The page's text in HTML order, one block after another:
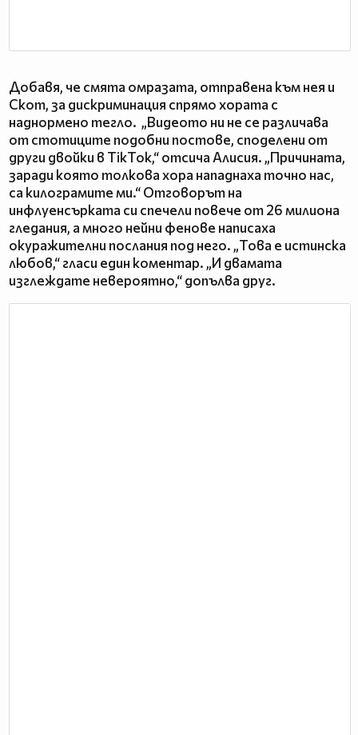
Добавя, че смята омразата, отправена към нея и
Скот, за дискриминация спрямо хората с
наднормено тегло. „Видеото ни не се различава
от стотиците подобни постове, споделени от
други двойки в TikTok,“ отсича Алисия. „Причината,
заради която толкова хора нападнаха точно нас,
са килограмите ми.“ Отговорът на
инфлуенсърката си спечели повече от 26 милиона
гледания, а много нейни фенове написаха
окуражителни послания под него. „Това е истинска
любов,“ гласи един коментар. „И двамата
изглеждате невероятно,“ допълва друг.